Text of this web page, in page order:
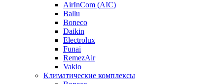
AirInCom (AIC)
Ballu
Boneco
Daikin
Electrolux
Funai
RemezAir
Vakio
Климатические комплексы